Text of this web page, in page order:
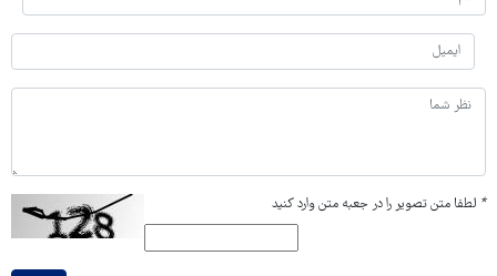
* لطفا متن تصویر را در جعبه متن وارد کنید